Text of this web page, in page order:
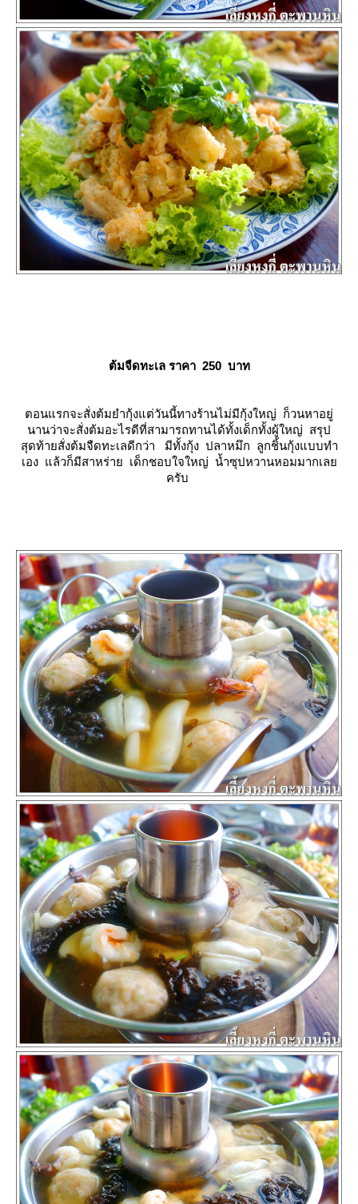
ต้มจืดทะเล ราคา 250 บาท
ตอนแรกจะสั่งต้มยำกุ้งแต่วันนี้ทางร้านไม่มีกุ้งใหญ่ ก็วนหาอยู่
นานว่าจะสั่งต้มอะไรดีที่สามารถทานได้ทั้งเด็กทั้งผู้ใหญ่ สรุป
สุดท้ายสั่งต้มจืดทะเลดีกว่า มีทั้งกุ้ง ปลาหมึก ลูกชิ้นกุ้งแบบทำ
เอง แล้วก็มีสาหร่าย เด็กชอบใจใหญ่ น้ำซุปหวานหอมมากเล
ครับ